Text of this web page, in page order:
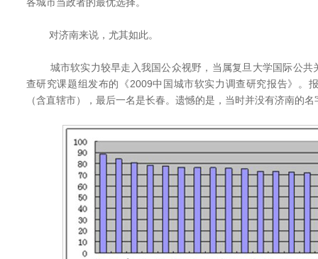
对济南来说，尤其如此。
城市软实力较早走入我国公众视野，当属复旦大学国际公共
查研究课题组发布的《2009中国城市软实力调查研究报告》。
（含直辖市），最后一名是长春。遗憾的是，当时并没有济南的名